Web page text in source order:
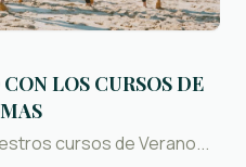
LOS CURSOS DE
cursos de Verano...